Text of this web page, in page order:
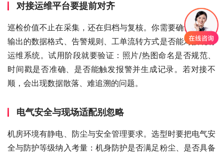
对接运维平台要提前对齐
巡检价值不止在采集，还在归档与复核。你需要确认机器人
输出的数据格式、告警规则、工单流转方式是否能对接现有
运维系统。试用阶段就要验证：照片/热图命名是否规范、
时间戳是否准确、是否能触发报警并生成记录。若对接不
顺，会出现数据散落、难追溯的问题。
电气安全与现场适配别忽略
机房环境有静电、防尘与安全管理要求。选型时要把电气安
全与防护等级纳入考量：机身防护是否满足粉尘、是否具备